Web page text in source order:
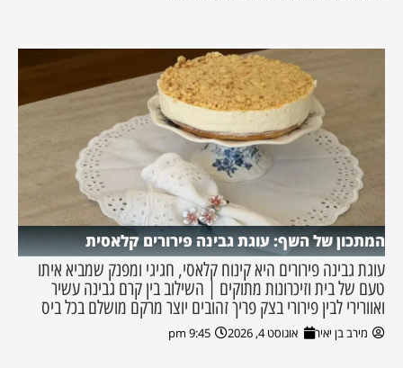
המתכון של השף: עוגת גבינה פירורים קלאסית
עוגת גבינה פירורים היא קינוח קלאסי, חגיגי ומפנק שמביא איתו
טעם של בית וזיכרונות מתוקים | השילוב בין קרם גבינה עשיר
ואוורירי לבין פירורי בצק פריך זהובים יוצר מרקם מושלם בכל ביס
מירב בן יאיר אוגוסט 4, 2026 9:45 pm